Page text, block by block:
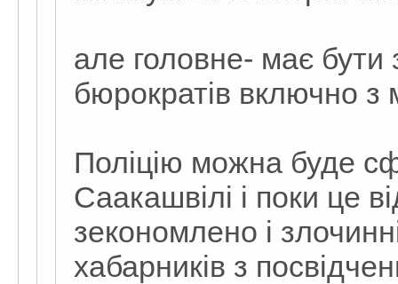
але головне- має бути
бюрократів включно з
Поліцію можна буде
Саакашвілі і поки це
зекономлено і
хабарників з